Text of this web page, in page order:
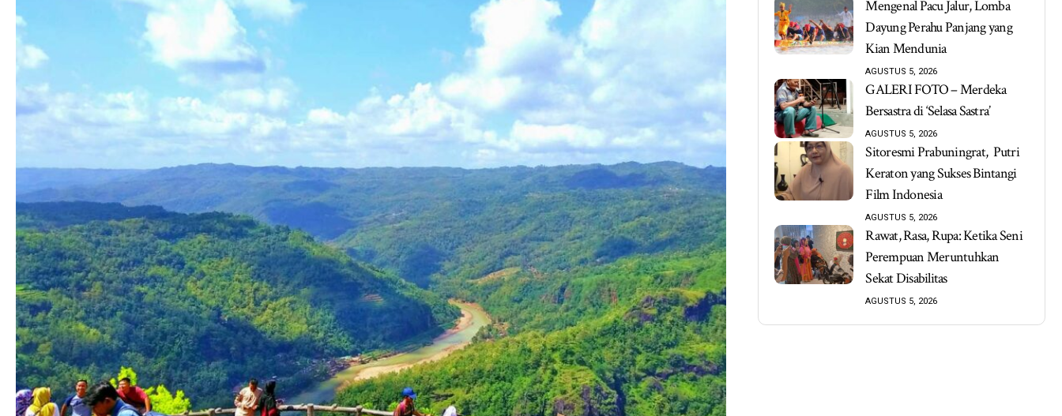
Mengenal Pacu Jalur, Lomba
Dayung Perahu Panjang yang
Kian Mendunia
AGUSTUS 5, 2026
GALERI FOTO – Merdeka
Bersastra di ‘Selasa Sastra’
AGUSTUS 5, 2026
Sitoresmi Prabuningrat, Putri
Keraton yang Sukses Bintangi
Film Indonesia
AGUSTUS 5, 2026
Rawat, Rasa, Rupa: Ketika Seni
Perempuan Meruntuhkan
Sekat Disabilitas
AGUSTUS 5, 2026